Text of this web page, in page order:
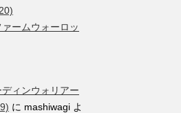
ームウォーロッ
ディンウォリアー
に mashiwagi よ